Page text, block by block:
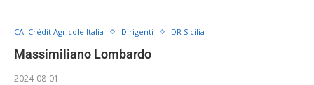
CAI Crédit Agricole Italia Dirigenti DR Sicilia
Massimiliano Lombardo
2024-08-01